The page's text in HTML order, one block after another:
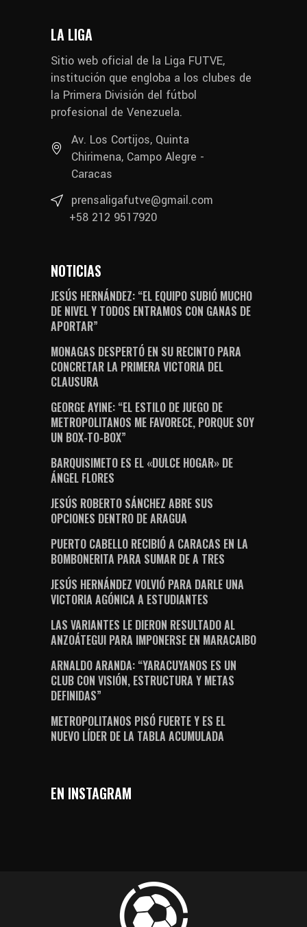
LA LIGA
Sitio web oficial de la Liga FUTVE,
institución que engloba a los clubes de
la Primera División del fútbol
profesional de Venezuela.
Av. Los Cortijos, Quinta
Chirimena, Campo Alegre -
Caracas
prensaligafutve@gmail.com
+58 212 9517920
NOTICIAS
JESÚS HERNÁNDEZ: “EL EQUIPO SUBIÓ MUCHO
DE NIVEL Y TODOS ENTRAMOS CON GANAS DE
APORTAR”
MONAGAS DESPERTÓ EN SU RECINTO PARA
CONCRETAR LA PRIMERA VICTORIA DEL
CLAUSURA
GEORGE AYINE: “EL ESTILO DE JUEGO DE
METROPOLITANOS ME FAVORECE, PORQUE SOY
UN BOX-TO-BOX”
BARQUISIMETO ES EL «DULCE HOGAR» DE
ÁNGEL FLORES
JESÚS ROBERTO SÁNCHEZ ABRE SUS
OPCIONES DENTRO DE ARAGUA
PUERTO CABELLO RECIBIÓ A CARACAS EN LA
BOMBONERITA PARA SUMAR DE A TRES
JESÚS HERNÁNDEZ VOLVIÓ PARA DARLE UNA
VICTORIA AGÓNICA A ESTUDIANTES
LAS VARIANTES LE DIERON RESULTADO AL
ANZOÁTEGUI PARA IMPONERSE EN MARACAIBO
ARNALDO ARANDA: “YARACUYANOS ES UN
CLUB CON VISIÓN, ESTRUCTURA Y METAS
DEFINIDAS”
METROPOLITANOS PISÓ FUERTE Y ES EL
NUEVO LÍDER DE LA TABLA ACUMULADA
EN INSTAGRAM